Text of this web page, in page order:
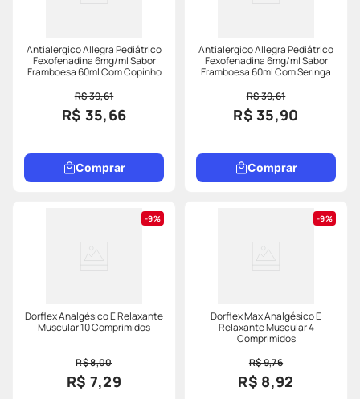
Antialergico Allegra Pediátrico
Fexofenadina 6mg/ml Sabor
Framboesa 60ml Com Copinho
R$ 39,61
R$ 35,66
Comprar
Antialergico Allegra Pediátrico
Fexofenadina 6mg/ml Sabor
Framboesa 60ml Com Seringa
R$ 39,61
R$ 35,90
Comprar
9%
Dorflex Analgésico E Relaxante
Muscular 10 Comprimidos
R$ 8,00
R$ 7,29
9%
Dorflex Max Analgésico E
Relaxante Muscular 4
Comprimidos
R$ 9,76
R$ 8,92